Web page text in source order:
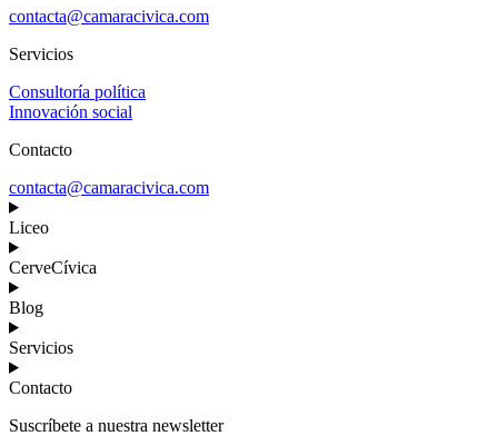
contacta@camaracivica.com
Servicios
Consultoría política
Innovación social
Contacto
contacta@camaracivica.com
Liceo
CerveCívica
Blog
Servicios
Contacto
Suscríbete a nuestra newsletter